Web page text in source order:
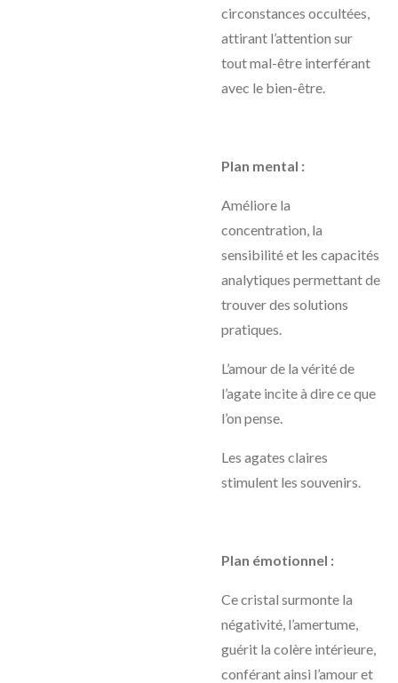
circonstances occultées,
attirant l’attention sur
tout mal-être interférant
avec le bien-être.
Plan mental :
Améliore la
concentration, la
sensibilité et les capacités
analytiques permettant de
trouver des solutions
pratiques.
L’amour de la vérité de
l’agate incite à dire ce que
l’on pense.
Les agates claires
stimulent les souvenirs.
Plan émotionnel :
Ce cristal surmonte la
négativité, l’amertume,
guérit la colère intérieure,
conférant ainsi l’amour et